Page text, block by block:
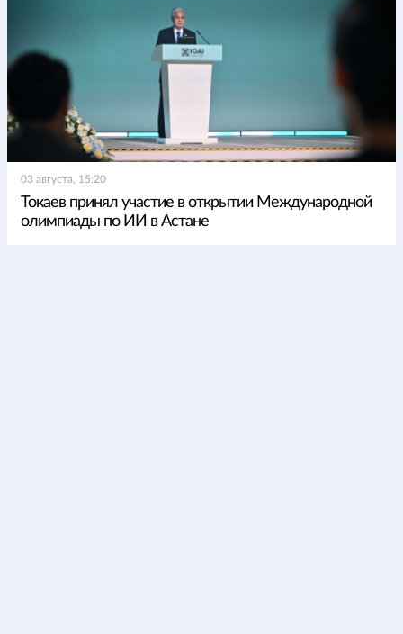
03 августа, 15:20
Токаев принял участие в открытии Международной
олимпиады по ИИ в Астане